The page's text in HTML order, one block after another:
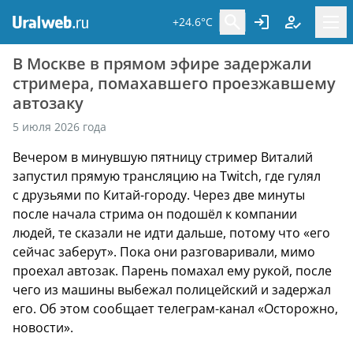
+24.6°C
В Москве в прямом эфире задержали
стримера, помахавшего проезжавшему
автозаку
5 июля 2026 года
Вечером в минувшую пятницу стример Виталий
запустил прямую трансляцию на Twitch, где гулял
с друзьями по Китай-городу. Через две минуты
после начала стрима он подошёл к компании
людей, те сказали не идти дальше, потому что «его
сейчас заберут». Пока они разговаривали, мимо
проехал автозак. Парень помахал ему рукой, после
чего из машины выбежал полицейский и задержал
его. Об этом сообщает телеграм-канал «Осторожно,
новости».